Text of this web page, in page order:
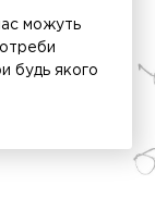
можуть
будь якого